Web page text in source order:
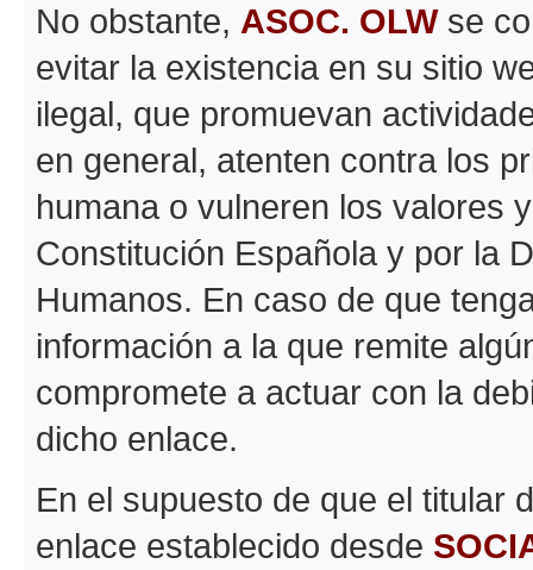
No obstante, ASOC. OLWse
evitar la existencia en su sitio
ilegal, que promuevan
en general, atenten contra los
humana o vulneren los valores
Constitución Española y por la
Humanos. En caso de que
información a la que remite
compromete a actuar con la
dicho enlace.
En el supuesto de que el titular
enlace establecido desde